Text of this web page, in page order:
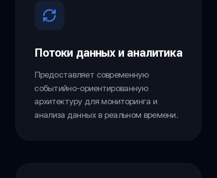
Потоки данных и аналитика
Предоставляет современную
событийно-ориентированную
архитектуру для мониторинга и
анализа данных в реальном времени.